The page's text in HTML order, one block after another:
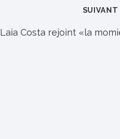
SUIVANT
Laia Costa rejoint «la